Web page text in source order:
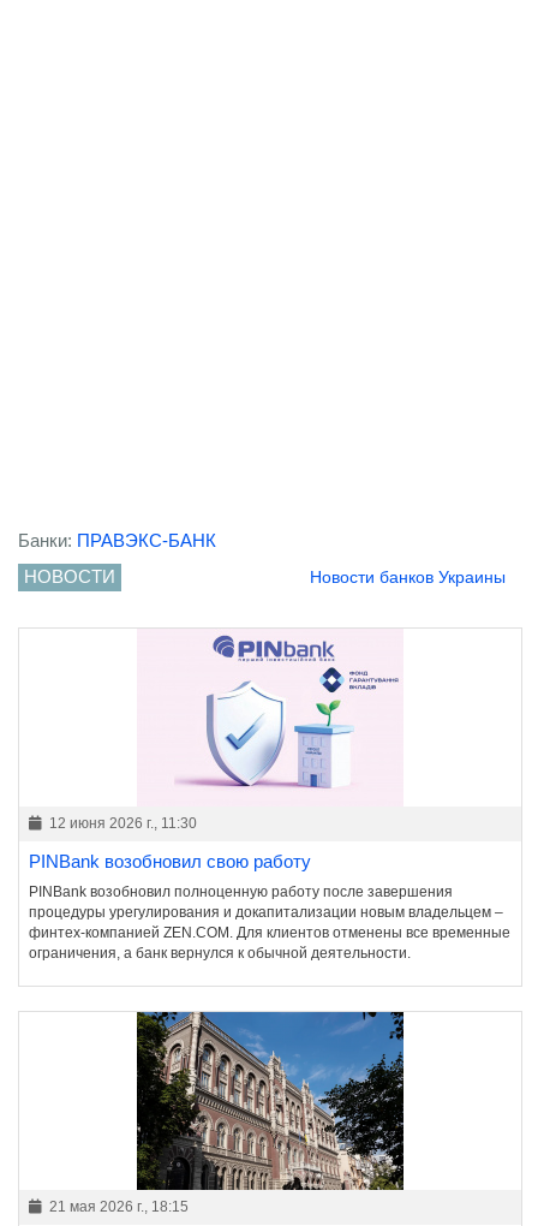
Банки: ПРАВЭКС-БАНК
НОВОСТИ
Новости банков Украины
12 июня 2026 г., 11:30
PINBank возобновил свою работу
PINBank возобновил полноценную работу после завершения
процедуры урегулирования и докапитализации новым владельцем –
финтех-компанией ZEN.COM. Для клиентов отменены все временные
ограничения, а банк вернулся к обычной деятельности.
21 мая 2026 г., 18:15